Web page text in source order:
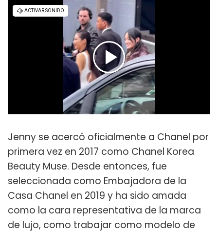
Jenny se acercó oficialmente a Chanel por
primera vez en 2017 como Chanel Korea
Beauty Muse. Desde entonces, fue
seleccionada como Embajadora de la
Casa Chanel en 2019 y ha sido amada
como la cara representativa de la marca
de lujo, como trabajar como modelo de